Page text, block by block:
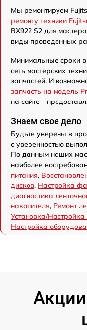
Мы ремонтируем
ремонту техники
BX922 S2 для
виды проведенных
Минимальные сроки
сеть мастерских
запчастей. И
запчасть на модель
на сайте -
Знаем свое дело
Будьте уверены в
с уверенностью
По данным наших
наиболее
питания,
дисков, Настройка
диагностика
накопителя, Ремонт
Установка/
Настройка